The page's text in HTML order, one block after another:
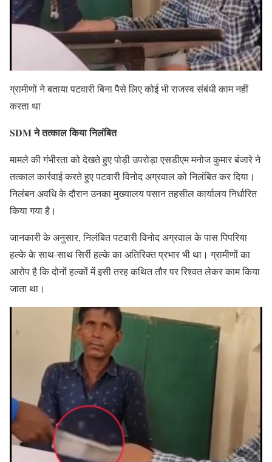
ग्रामीणों ने बताया पटवारी बिना पैसे लिए कोई भी राजस्व संबंधी काम नहीं
करता था
SDM ने तत्काल किया निलंबित
मामले की गंभीरता को देखते हुए पोड़ी उपरोड़ा एसडीएम मनोज कुमार बंजारे ने
तत्काल कार्रवाई करते हुए पटवारी विनोद अग्रवाल को निलंबित कर दिया।
निलंबन अवधि के दौरान उनका मुख्यालय पसान तहसील कार्यालय निर्धारित
किया गया है।
जानकारी के अनुसार, निलंबित पटवारी विनोद अग्रवाल के पास पिपरिया
हल्के के साथ-साथ सिर्री हल्के का अतिरिक्त प्रभार भी था। ग्रामीणों का
आरोप है कि दोनों हल्कों में इसी तरह कथित तौर पर रिश्वत लेकर काम किया
जाता था।